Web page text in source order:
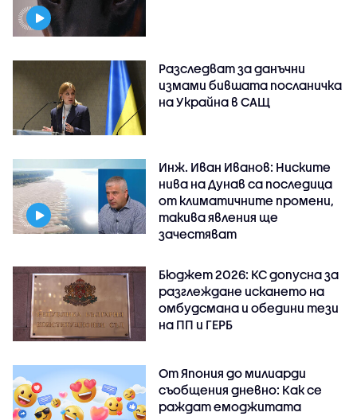
Разследват за данъчни
измами бившата посланичка
на Украйна в САЩ
Инж. Иван Иванов: Ниските
нива на Дунав са последица
от климатичните промени,
такива явления ще
зачестяват
Бюджет 2026: КС допусна за
разглеждане искането на
омбудсмана и обедини тези
на ПП и ГЕРБ
От Япония до милиарди
съобщения дневно: Как се
раждат емоджитата